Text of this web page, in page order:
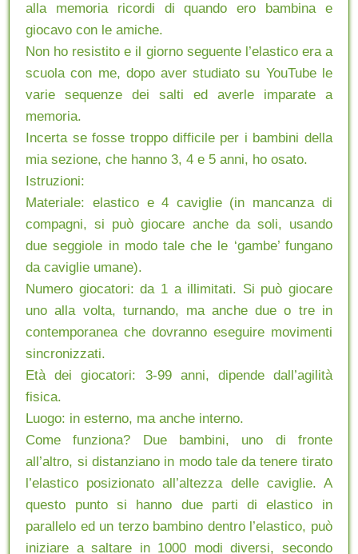
alla memoria ricordi di quando ero bambina e
giocavo con le amiche.
Non ho resistito e il giorno seguente l’elastico era a
scuola con me, dopo aver studiato su YouTube le
varie sequenze dei salti ed averle imparate a
memoria.
Incerta se fosse troppo difficile per i bambini della
mia sezione, che hanno 3, 4 e 5 anni, ho osato.
Istruzioni:
Materiale: elastico e 4 caviglie (in mancanza di
compagni, si può giocare anche da soli, usando
due seggiole in modo tale che le ‘gambe’ fungano
da caviglie umane).
Numero giocatori: da 1 a illimitati. Si può giocare
uno alla volta, turnando, ma anche due o tre in
contemporanea che dovranno eseguire movimenti
sincronizzati.
Età dei giocatori: 3-99 anni, dipende dall’agilità
fisica.
Luogo: in esterno, ma anche interno.
Come funziona? Due bambini, uno di fronte
all’altro, si distanziano in modo tale da tenere tirato
l’elastico posizionato all’altezza delle caviglie. A
questo punto si hanno due parti di elastico in
parallelo ed un terzo bambino dentro l’elastico, può
iniziare a saltare in 1000 modi diversi, secondo